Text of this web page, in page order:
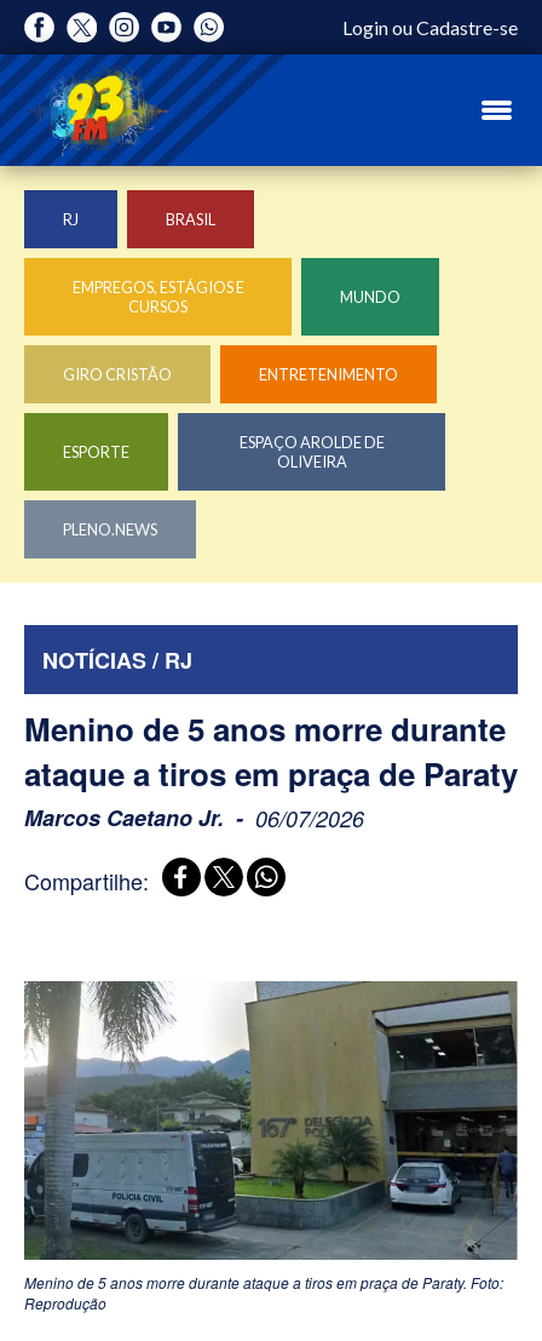
LoginouCadastre-se
RJ BRASIL
EMPREGOS, ESTÁGIOS E
CURSOS
MUNDO
GIRO CRISTÃO ENTRETENIMENTO
ESPORTE
ESPAÇO AROLDE DE
OLIVEIRA
PLENO.NEWS
NOTÍCIAS / RJ
Menino de 5 anos morre durante
ataque a tiros em praça de Paraty
Marcos Caetano Jr. 06/07/2026
Compartilhe:
Menino de 5 anos morre durante ataque a tiros em praça de Paraty. Foto:
Reprodução